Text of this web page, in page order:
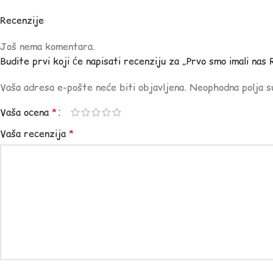
Recenzije
Još nema komentara.
Budite prvi koji će napisati recenziju za „Prvo smo imali nas
Vaša adresa e-pošte neće biti objavljena. Neophodna polja
Vaša ocena *
Vaša recenzija *